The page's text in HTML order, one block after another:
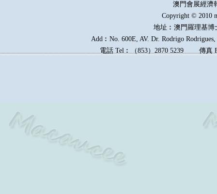
澳門會展經
Copyright © 2010
地址︰澳門羅理基博
Add︰No. 600E, AV. Dr. Rodrigo
電話 Tel︰（853）2870 5239傳真